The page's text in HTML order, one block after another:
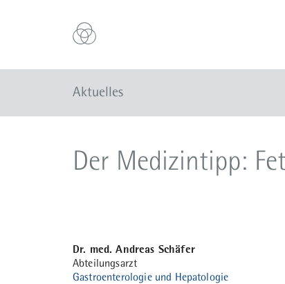
Aktuelles
Der Medizintipp:
Dr. med. Andreas Schäfer
Abteilungsarzt
Gastroenterologie und Hepatologie